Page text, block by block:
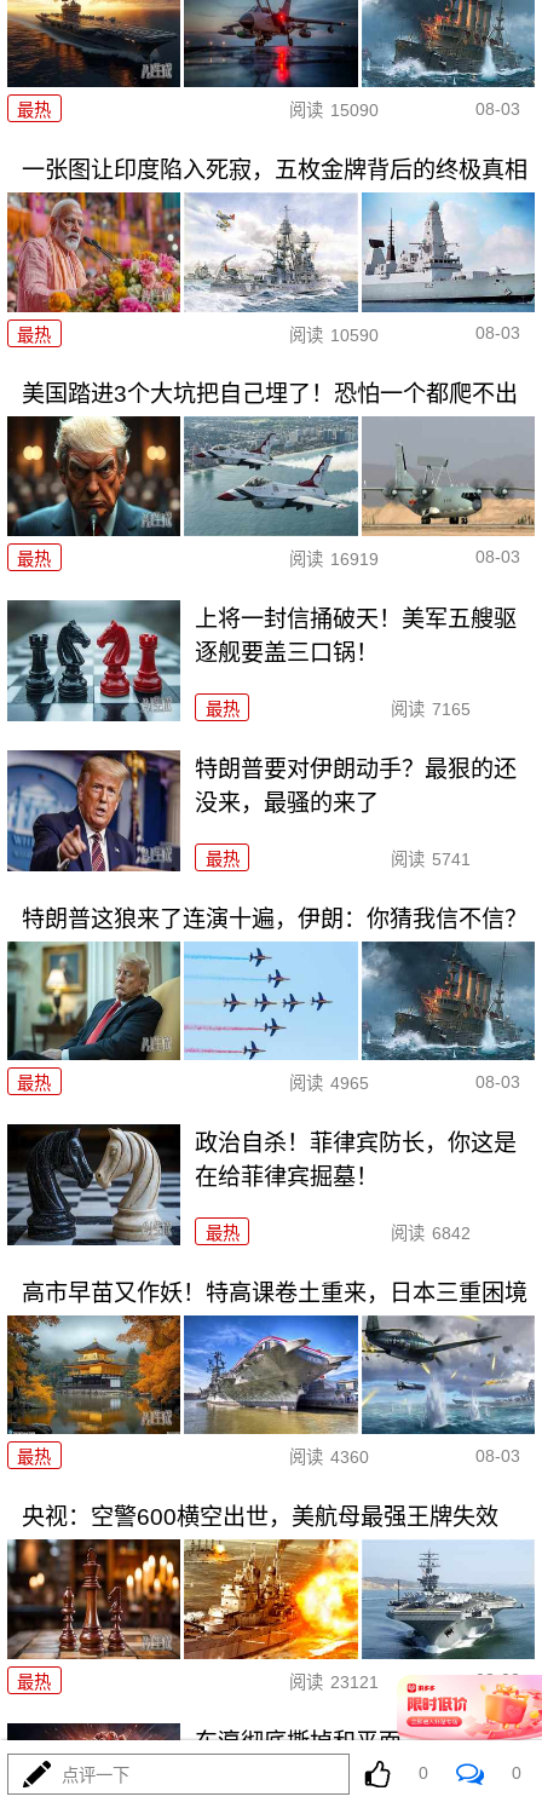
最热 阅读 15090 08-03
一张图让印度陷入死寂，五枚金牌背后的终极真相
最热 阅读 10590 08-03
美国踏进3个大坑把自己埋了！恐怕一个都爬不出
最热 阅读 16919 08-03
上将一封信捅破天！美军五艘驱
逐舰要盖三口锅！
最热 阅读 7165
特朗普要对伊朗动手？最狠的还
没来，最骚的来了
最热 阅读 5741
特朗普这狼来了连演十遍，伊朗：你猜我信不信？
最热 阅读 4965 08-03
政治自杀！菲律宾防长，你这是
在给菲律宾掘墓！
最热 阅读 6842
高市早苗又作妖！特高课卷土重来，日本三重困境
最热 阅读 4360 08-03
央视：空警600横空出世，美航母最强王牌失效
最热 阅读 23121 08-03
东瀛彻底撕掉和平面具，公然发
点评一下 0 0